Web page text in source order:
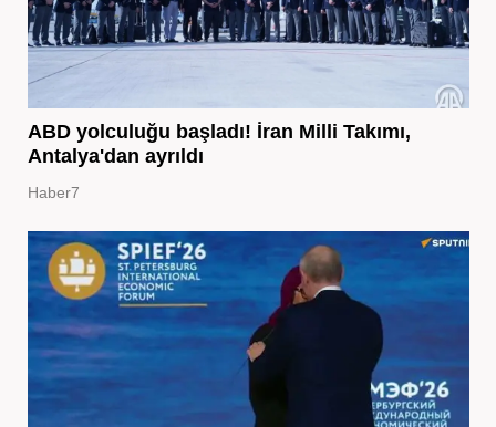
ABD yolculuğu başladı! İran Milli Takımı,
Antalya'dan ayrıldı
Haber7